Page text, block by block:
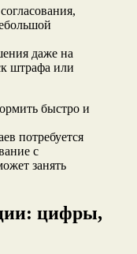
даже на
штрафа или
быстро и
потребуется
с
занять
цифры,